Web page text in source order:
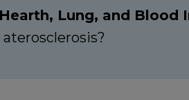
Lung, and Blood
aterosclerosis?